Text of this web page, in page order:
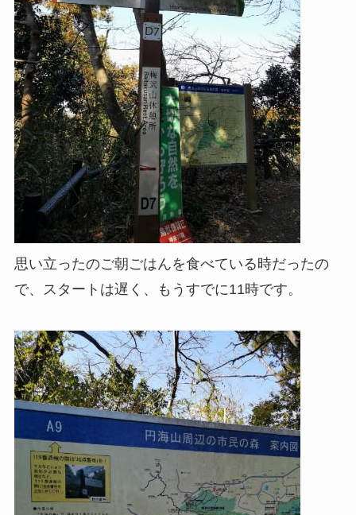
思い立ったのご朝ごはんを食べている時だったの
で、スタートは遅く、もうすでに11時です。